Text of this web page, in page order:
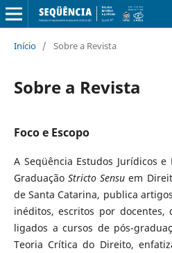
Início / Sobre a Revista
Sobre a Revista
Foco e Escopo
A Seqüência Estudos Jurídicos
GraduaçãoStricto Sensu em
de Santa Catarina, publica
inéditos, escritos por docentes,
ligados a cursos de pós-
Teoria Crítica do Direito,